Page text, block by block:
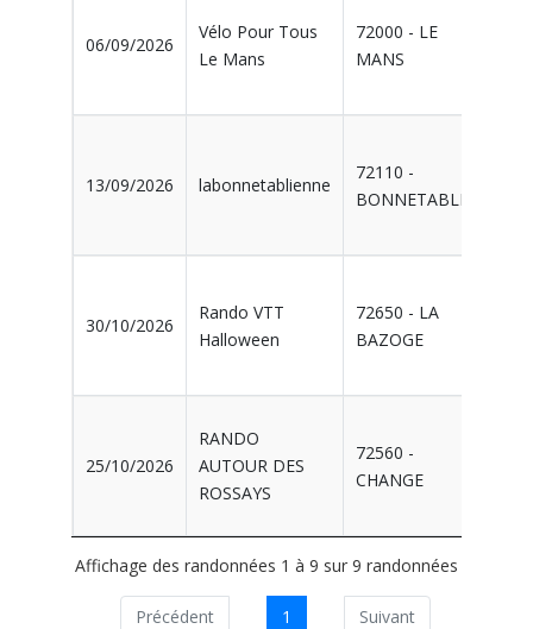
06/09/2026
Vélo Pour Tous
Le Mans
72000 - LE
MANS
13/09/2026 labonnetablienne
72110 -
BONNETABLE
30/10/2026
Rando VTT
Halloween
72650 - LA
BAZOGE
25/10/2026
RANDO
AUTOUR DES
ROSSAYS
72560 -
CHANGE
Affichage des randonnées 1 à 9 sur 9 randonnées
Précédent 1 Suivant